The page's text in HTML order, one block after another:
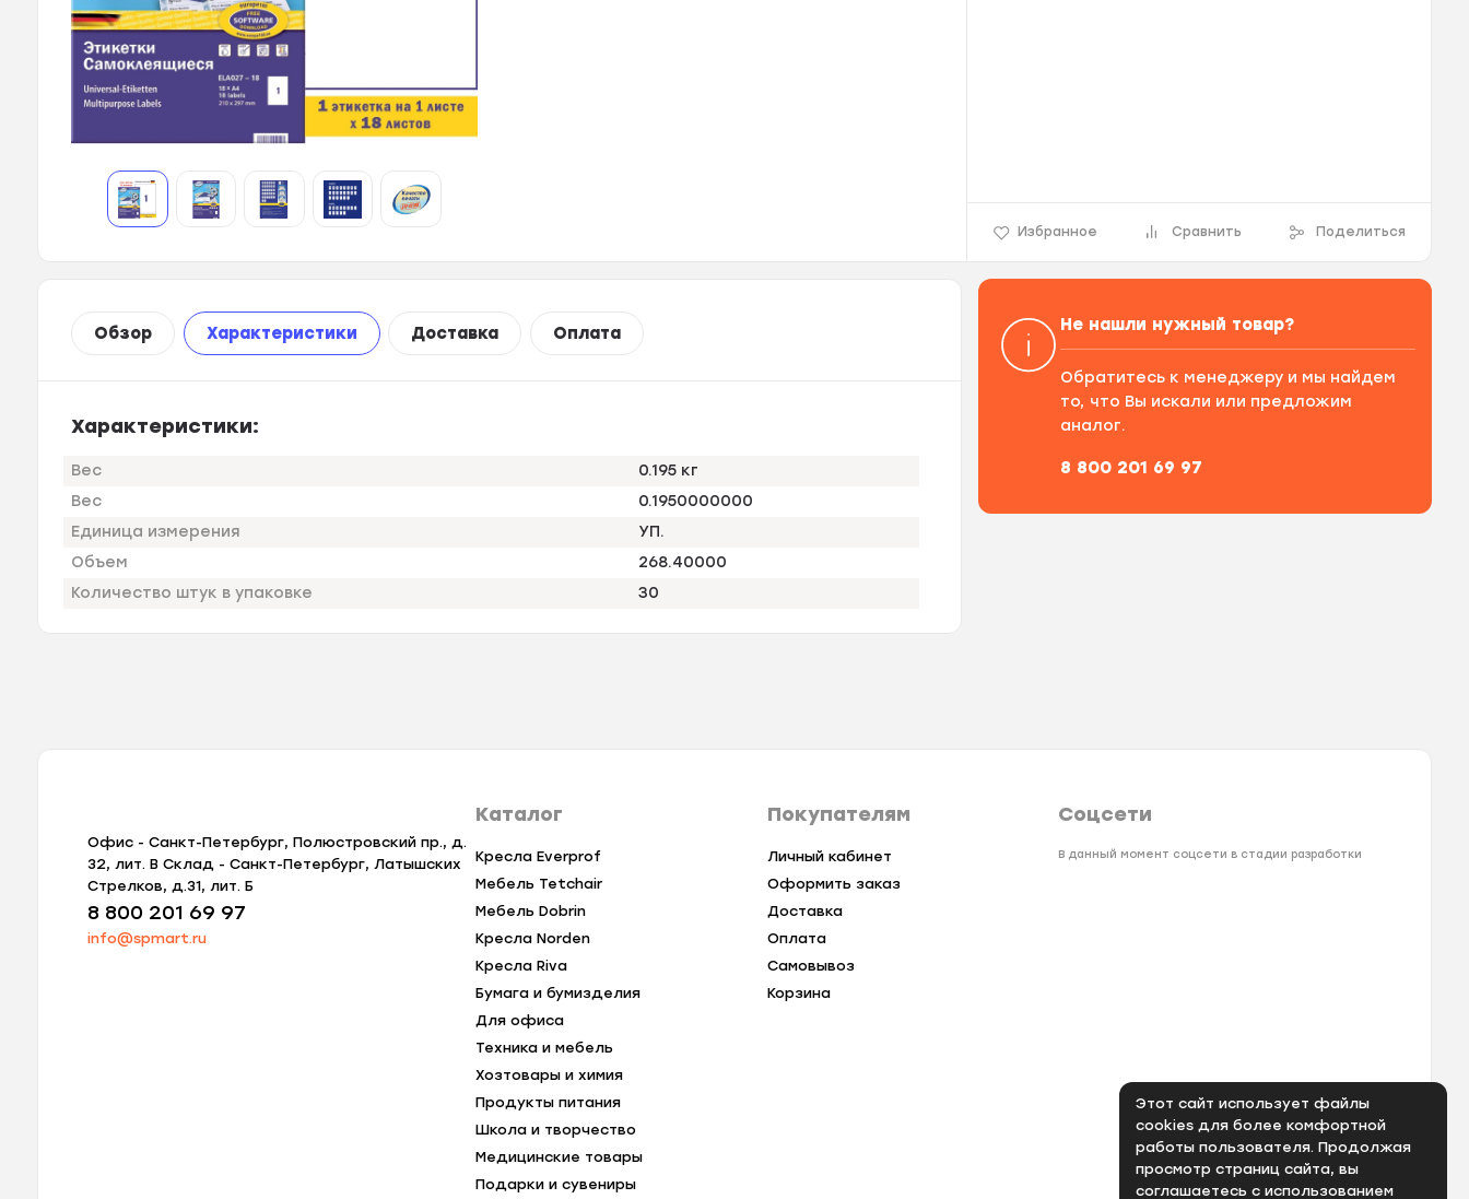
Этот сайт использует файлы
cookies для более комфортной
работы пользователя. Продолжая
просмотр страниц сайта, вы
соглашаетесь с использованием
Избранное Сравнить Поделиться
Обзор Характеристики Доставка Оплата
Характеристики:
Вес
0.195 кг
Вес
0.1950000000
Единица измерения
УП.
Объем
268.40000
Количество штук в упаковке
30
Не нашли нужный товар?
Обратитесь к менеджеру и мы найдем
то, что Вы искали или предложим
аналог.
8 800 201 69 97
Офис - Санкт-Петербург, Полюстровский пр., д.
32, лит. В Склад - Санкт-Петербург, Латышских
Стрелков, д.31, лит. Б
8 800 201 69 97
info@spmart.ru
Каталог
Кресла Everprof
Мебель Tetchair
Мебель Dobrin
Кресла Norden
Кресла Riva
Бумага и бумизделия
Для офиса
Техника и мебель
Хозтовары и химия
Продукты питания
Школа и творчество
Медицинские товары
Подарки и сувениры
Покупателям
Личный кабинет
Оформить заказ
Доставка
Оплата
Самовывоз
Корзина
Соцсети
В данный момент соцсети в стадии разработки